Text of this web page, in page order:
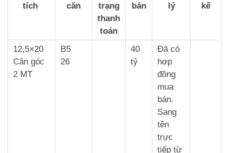
tích
căn
trạng
thanh
toán
bán
lý
kế
12,5×20
Căn góc
2 MT
B5
26
40
tỷ
Đã có
hợp
đồng
mua
bán.
Sang
tên
trực
tiếp từ